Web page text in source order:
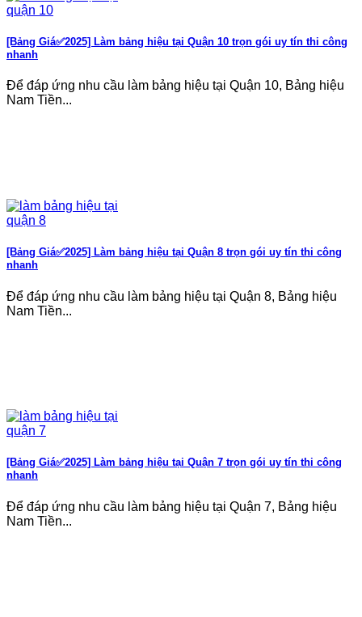
[Bảng Giá✅2025] Làm bảng hiệu tại Quận 10 trọn gói uy tín thi công
nhanh
Để đáp ứng nhu cầu làm bảng hiệu tại Quận 10, Bảng hiệu
Nam Tiền...
[Bảng Giá✅2025] Làm bảng hiệu tại Quận 8 trọn gói uy tín thi công
nhanh
Để đáp ứng nhu cầu làm bảng hiệu tại Quận 8, Bảng hiệu
Nam Tiền...
[Bảng Giá✅2025] Làm bảng hiệu tại Quận 7 trọn gói uy tín thi công
nhanh
Để đáp ứng nhu cầu làm bảng hiệu tại Quận 7, Bảng hiệu
Nam Tiền...